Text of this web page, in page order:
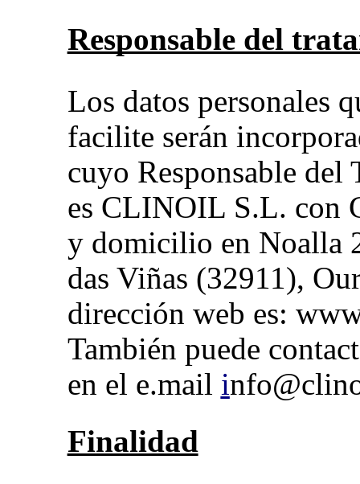
Responsable del
Los datos personales
facilite serán
cuyo Responsable del
es CLINOIL S.L. con
y domicilio en Noalla
das Viñas (32911),
dirección web es:
También puede
en el e.mail i
Finalidad